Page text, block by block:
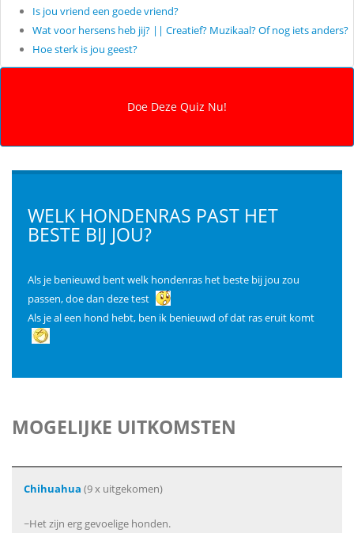
Is jou vriend een goede vriend?
Wat voor hersens heb jij? || Creatief? Muzikaal? Of nog iets anders?
Hoe sterk is jou geest?
WELK HONDENRAS PAST HET
BESTE BIJ JOU?
Als je benieuwd bent welk hondenras het beste bij jou zou
passen, doe dan deze test
Als je al een hond hebt, ben ik benieuwd of dat ras eruit komt
MOGELIJKE UITKOMSTEN
Chihuahua (9 x uitgekomen)
~Het zijn erg gevoelige honden.